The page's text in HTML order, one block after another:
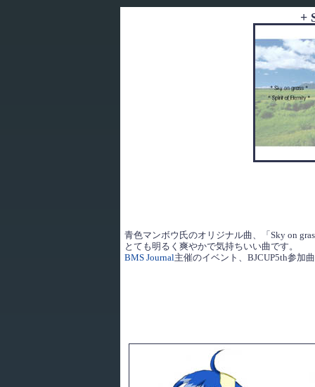
+
青色マンボウ氏のオリジナル曲、「Sky on
とても明るく爽やかで気持ちいい曲です。
BMS Journal主催のイベント、BJCUP5th参加